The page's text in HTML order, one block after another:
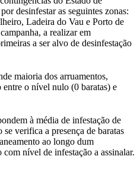
desinfestar as seguintes zonas:
Ladeira do Vau e Porto de
a realizar em
a ser alvo de desinfestação
maioria dos arruamentos,
o nível nulo (0 baratas) e
à média de infestação de
verifica a presença de baratas
ao longo dum
nível de infestação a assinalar.